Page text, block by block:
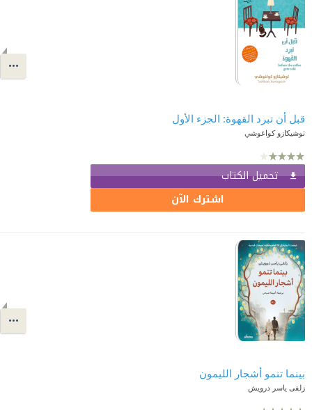
قبل أن تبرد القهوة: الجزء الأول
توشيكازو كواغوشي
تحميل الكتاب
اشترك الآن
بينما تنمو أشجار الليمون
زلفى ياسر درويش